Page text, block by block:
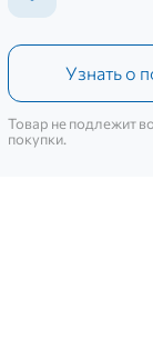
Узнать о
Товар не подлежит
покупки.